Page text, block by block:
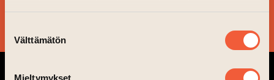
valinta
Välttämätön
Mieltymykset